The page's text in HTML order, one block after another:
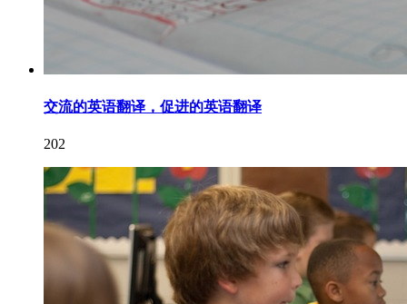
交流的英语翻译，促进的英语翻译
202